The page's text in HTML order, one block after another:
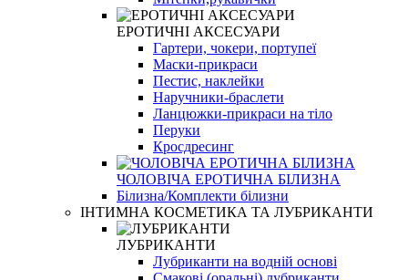
ЕРОТИЧНІ АКСЕСУАРИ
Гартери, чокери, портупеї
Маски-прикраси
Пестис, наклейки
Наручники-браслети
Ланцюжки-прикраси на тіло
Перуки
Кросдресинг
ЧОЛОВІЧА ЕРОТИЧНА БІЛИЗНА
Білизна/Комплекти білизни
ІНТИМНА КОСМЕТИКА ТА ЛУБРИКАНТИ
ЛУБРИКАНТИ
Лубриканти на водній основі